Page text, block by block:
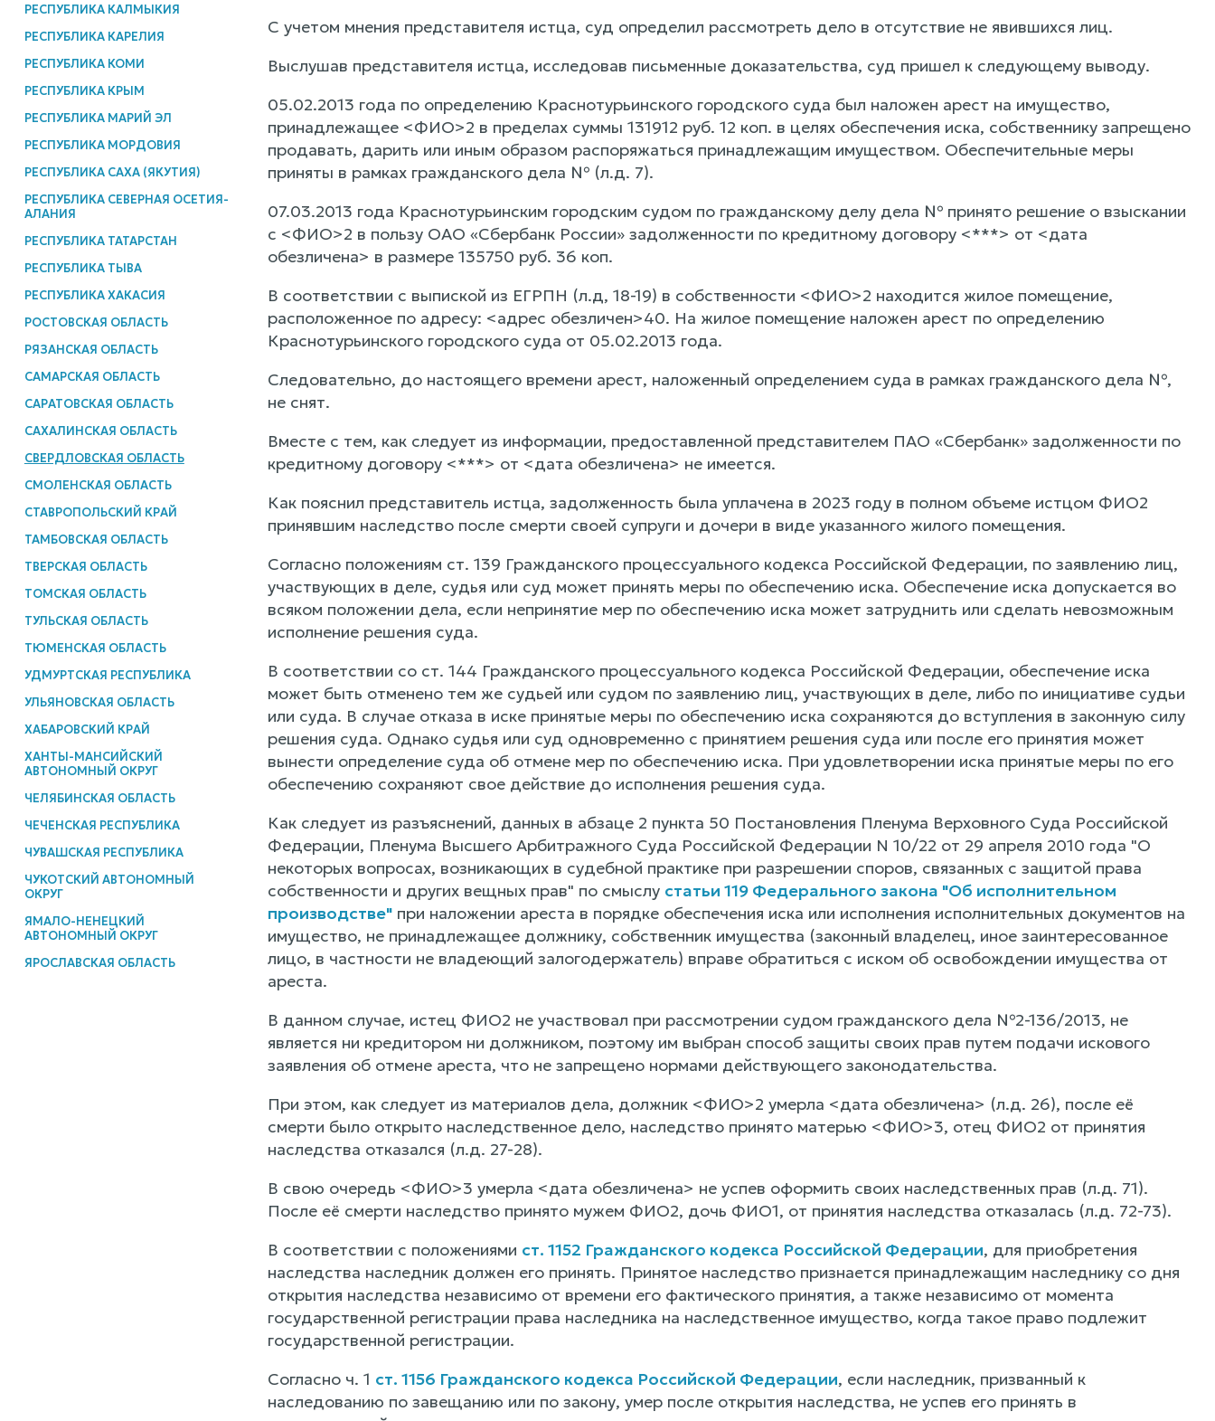
РЕСПУБЛИКА КАЛМЫКИЯ
РЕСПУБЛИКА КАРЕЛИЯ
РЕСПУБЛИКА КОМИ
РЕСПУБЛИКА КРЫМ
РЕСПУБЛИКА МАРИЙ ЭЛ
РЕСПУБЛИКА МОРДОВИЯ
РЕСПУБЛИКА САХА (ЯКУТИЯ)
РЕСПУБЛИКА СЕВЕРНАЯ ОСЕТИЯ-
АЛАНИЯ
РЕСПУБЛИКА ТАТАРСТАН
РЕСПУБЛИКА ТЫВА
РЕСПУБЛИКА ХАКАСИЯ
РОСТОВСКАЯ ОБЛАСТЬ
РЯЗАНСКАЯ ОБЛАСТЬ
САМАРСКАЯ ОБЛАСТЬ
САРАТОВСКАЯ ОБЛАСТЬ
САХАЛИНСКАЯ ОБЛАСТЬ
СВЕРДЛОВСКАЯ ОБЛАСТЬ
СМОЛЕНСКАЯ ОБЛАСТЬ
СТАВРОПОЛЬСКИЙ КРАЙ
ТАМБОВСКАЯ ОБЛАСТЬ
ТВЕРСКАЯ ОБЛАСТЬ
ТОМСКАЯ ОБЛАСТЬ
ТУЛЬСКАЯ ОБЛАСТЬ
ТЮМЕНСКАЯ ОБЛАСТЬ
УДМУРТСКАЯ РЕСПУБЛИКА
УЛЬЯНОВСКАЯ ОБЛАСТЬ
ХАБАРОВСКИЙ КРАЙ
ХАНТЫ-МАНСИЙСКИЙ
АВТОНОМНЫЙ ОКРУГ
ЧЕЛЯБИНСКАЯ ОБЛАСТЬ
ЧЕЧЕНСКАЯ РЕСПУБЛИКА
ЧУВАШСКАЯ РЕСПУБЛИКА
ЧУКОТСКИЙ АВТОНОМНЫЙ
ОКРУГ
ЯМАЛО-НЕНЕЦКИЙ
АВТОНОМНЫЙ ОКРУГ
ЯРОСЛАВСКАЯ ОБЛАСТЬ
С учетом мнения представителя истца, суд определил рассмотреть дело в отсутствие не явившихся лиц.
Выслушав представителя истца, исследовав письменные доказательства, суд пришел к следующему выводу.
05.02.2013 года по определению Краснотурьинского городского суда был наложен арест на имущество,
принадлежащее <ФИО>2 в пределах суммы 131912 руб. 12 коп. в целях обеспечения иска, собственнику запрещено
продавать, дарить или иным образом распоряжаться принадлежащим имуществом. Обеспечительные меры
приняты в рамках гражданского дела № (л.д. 7).
07.03.2013 года Краснотурьинским городским судом по гражданскому делу дела № принято решение о взыскании
с <ФИО>2 в пользу ОАО «Сбербанк России» задолженности по кредитному договору <***> от <дата
обезличена> в размере 135750 руб. 36 коп.
В соответствии с выпиской из ЕГРПН (л.д, 18-19) в собственности <ФИО>2 находится жилое помещение,
расположенное по адресу: <адрес обезличен>40. На жилое помещение наложен арест по определению
Краснотурьинского городского суда от 05.02.2013 года.
Следовательно, до настоящего времени арест, наложенный определением суда в рамках гражданского дела №,
не снят.
Вместе с тем, как следует из информации, предоставленной представителем ПАО «Сбербанк» задолженности по
кредитному договору <***> от <дата обезличена> не имеется.
Как пояснил представитель истца, задолженность была уплачена в 2023 году в полном объеме истцом ФИО2
принявшим наследство после смерти своей супруги и дочери в виде указанного жилого помещения.
Согласно положениям ст. 139 Гражданского процессуального кодекса Российской Федерации, по заявлению лиц,
участвующих в деле, судья или суд может принять меры по обеспечению иска. Обеспечение иска допускается во
всяком положении дела, если непринятие мер по обеспечению иска может затруднить или сделать невозможным
исполнение решения суда.
В соответствии со ст. 144 Гражданского процессуального кодекса Российской Федерации, обеспечение иска
может быть отменено тем же судьей или судом по заявлению лиц, участвующих в деле, либо по инициативе судьи
или суда. В случае отказа в иске принятые меры по обеспечению иска сохраняются до вступления в законную силу
решения суда. Однако судья или суд одновременно с принятием решения суда или после его принятия может
вынести определение суда об отмене мер по обеспечению иска. При удовлетворении иска принятые меры по его
обеспечению сохраняют свое действие до исполнения решения суда.
Как следует из разъяснений, данных в абзаце 2 пункта 50 Постановления Пленума Верховного Суда Российской
Федерации, Пленума Высшего Арбитражного Суда Российской Федерации N 10/22 от 29 апреля 2010 года "О
некоторых вопросах, возникающих в судебной практике при разрешении споров, связанных с защитой права
собственности и других вещных прав" по смыслу статьи 119 Федерального закона "Об исполнительном
производстве"при наложении ареста в порядке обеспечения иска или исполнения исполнительных документов на
имущество, не принадлежащее должнику, собственник имущества (законный владелец, иное заинтересованное
лицо, в частности не владеющий залогодержатель) вправе обратиться с иском об освобождении имущества от
ареста.
В данном случае, истец ФИО2 не участвовал при рассмотрении судом гражданского дела №2-136/2013, не
является ни кредитором ни должником, поэтому им выбран способ защиты своих прав путем подачи искового
заявления об отмене ареста, что не запрещено нормами действующего законодательства.
При этом, как следует из материалов дела, должник <ФИО>2 умерла <дата обезличена> (л.д. 26), после её
смерти было открыто наследственное дело, наследство принято матерью <ФИО>3, отец ФИО2 от принятия
наследства отказался (л.д. 27-28).
В свою очередь <ФИО>3 умерла <дата обезличена> не успев оформить своих наследственных прав (л.д. 71).
После её смерти наследство принято мужем ФИО2, дочь ФИО1, от принятия наследства отказалась (л.д. 72-73).
В соответствии с положениями ст. 1152 Гражданского кодекса Российской Федерации, для приобретения
наследства наследник должен его принять. Принятое наследство признается принадлежащим наследнику со дня
открытия наследства независимо от времени его фактического принятия, а также независимо от момента
государственной регистрации права наследника на наследственное имущество, когда такое право подлежит
государственной регистрации.
Согласно ч. 1 ст. 1156 Гражданского кодекса Российской Федерации, если наследник, призванный к
наследованию по завещанию или по закону, умер после открытия наследства, не успев его принять в